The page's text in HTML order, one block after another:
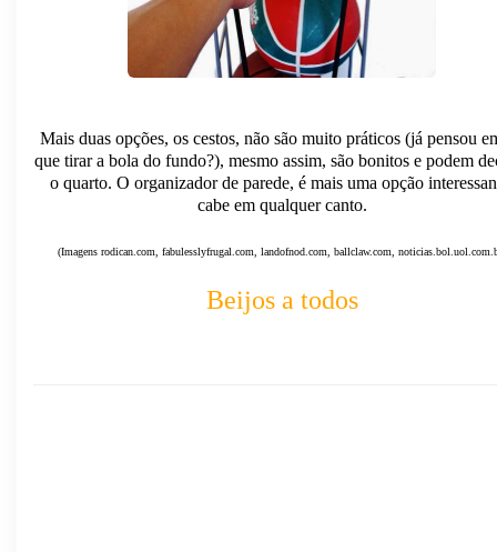
Mais duas opções, os cestos, não são muito práticos (já pensou
que tirar a bola do fundo?), mesmo assim, são bonitos e podem
o quarto. O organizador de parede, é mais uma opção
cabe em qualquer canto.
(Imagens rodican.com, fabulesslyfrugal.com, landofnod.com, ballclaw.com,
Beijos a todos